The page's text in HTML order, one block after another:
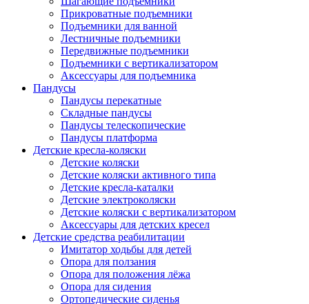
Прикроватные подъемники
Подъемники для ванной
Лестничные подъемники
Передвижные подъемники
Подъемники с вертикализатором
Аксессуары для подъемника
Пандусы
Пандусы перекатные
Складные пандусы
Пандусы телескопические
Пандусы платформа
Детские кресла-коляски
Детские коляски
Детские коляски активного типа
Детские кресла-каталки
Детские электроколяски
Детские коляски с вертикализатором
Аксессуары для детских кресел
Детские средства реабилитации
Имитатор ходьбы для детей
Опора для ползания
Опора для положения лёжа
Опора для сидения
Ортопедические сиденья